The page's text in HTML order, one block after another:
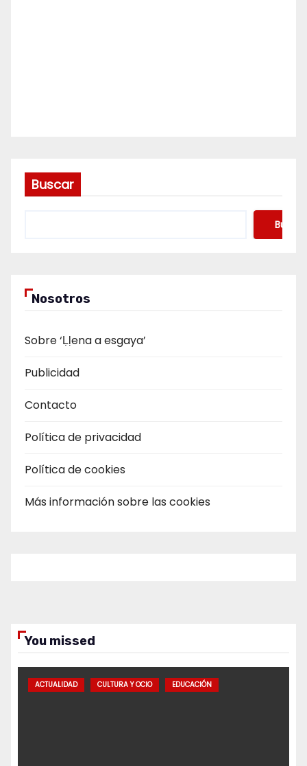
Buscar
Buscar
Nosotros
Sobre ‘Ḷḷena a esgaya’
Publicidad
Contacto
Política de privacidad
Política de cookies
Más información sobre las cookies
You missed
ACTUALIDAD CULTURA Y OCIO EDUCACIÓN